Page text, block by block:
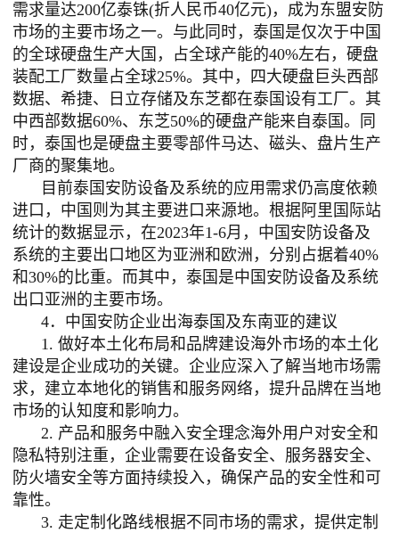
需求量达200亿泰铢(折人民币40亿元)，成为东盟安防
市场的主要市场之一。与此同时，泰国是仅次于中国
的全球硬盘生产大国，占全球产能的40%左右，硬盘
装配工厂数量占全球25%。其中，四大硬盘巨头西部
数据、希捷、日立存储及东芝都在泰国设有工厂。其
中西部数据60%、东芝50%的硬盘产能来自泰国。同
时，泰国也是硬盘主要零部件马达、磁头、盘片生产
厂商的聚集地。
目前泰国安防设备及系统的应用需求仍高度依赖
进口，中国则为其主要进口来源地。根据阿里国际站
统计的数据显示，在2023年1-6月，中国安防设备及
系统的主要出口地区为亚洲和欧洲，分别占据着40%
和30%的比重。而其中，泰国是中国安防设备及系统
出口亚洲的主要市场。
4．中国安防企业出海泰国及东南亚的建议
1. 做好本土化布局和品牌建设海外市场的本土化
建设是企业成功的关键。企业应深入了解当地市场需
求，建立本地化的销售和服务网络，提升品牌在当地
市场的认知度和影响力。
2. 产品和服务中融入安全理念海外用户对安全和
隐私特别注重，企业需要在设备安全、服务器安全、
防火墙安全等方面持续投入，确保产品的安全性和可
靠性。
3. 走定制化路线根据不同市场的需求，提供定制